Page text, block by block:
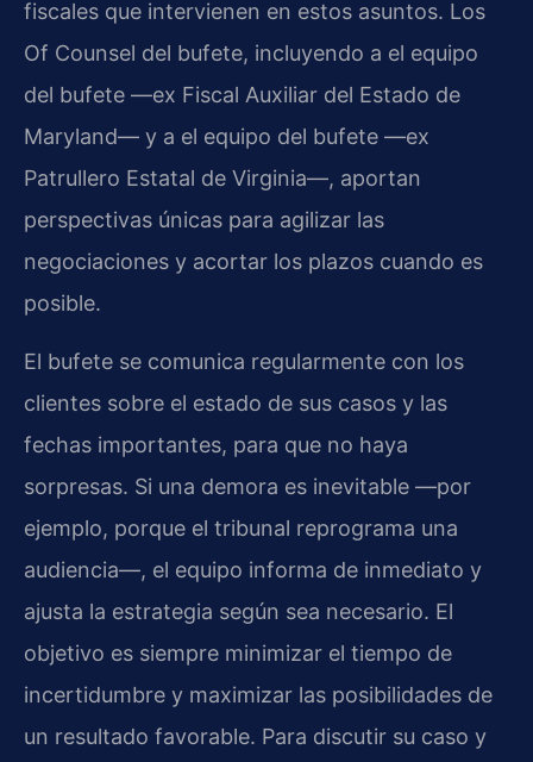
fiscales que intervienen en estos asuntos. Los
Of Counsel del bufete, incluyendo a el equipo
del bufete —ex Fiscal Auxiliar del Estado de
Maryland— y a el equipo del bufete —ex
Patrullero Estatal de Virginia—, aportan
perspectivas únicas para agilizar las
negociaciones y acortar los plazos cuando es
posible.
El bufete se comunica regularmente con los
clientes sobre el estado de sus casos y las
fechas importantes, para que no haya
sorpresas. Si una demora es inevitable —por
ejemplo, porque el tribunal reprograma una
audiencia—, el equipo informa de inmediato y
ajusta la estrategia según sea necesario. El
objetivo es siempre minimizar el tiempo de
incertidumbre y maximizar las posibilidades de
un resultado favorable. Para discutir su caso y